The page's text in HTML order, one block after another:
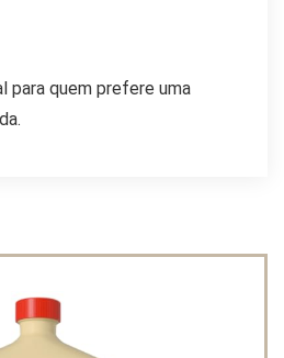
para quem prefere uma